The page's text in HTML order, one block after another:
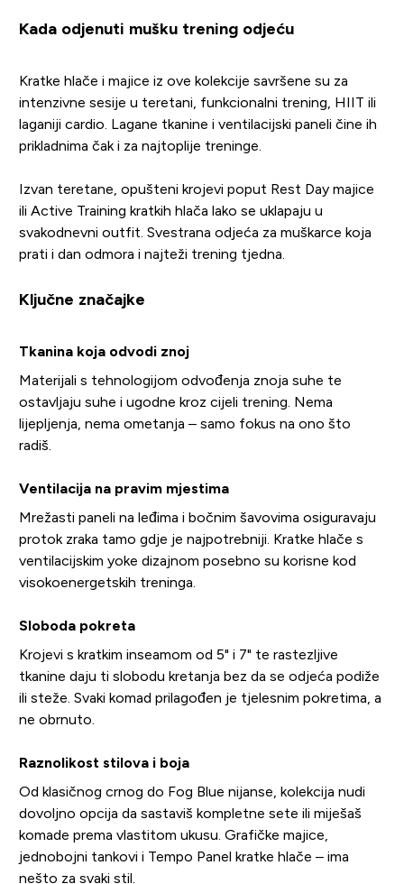
Kada odjenuti mušku trening odjeću
Kratke hlače i majice iz ove kolekcije savršene su za
intenzivne sesije u teretani, funkcionalni trening, HIIT ili
laganiji cardio. Lagane tkanine i ventilacijski paneli čine ih
prikladnima čak i za najtoplije treninge.
Izvan teretane, opušteni krojevi poput Rest Day majice
ili Active Training kratkih hlača lako se uklapaju u
svakodnevni outfit. Svestrana odjeća za muškarce koja
prati i dan odmora i najteži trening tjedna.
Ključne značajke
Tkanina koja odvodi znoj
Materijali s tehnologijom odvođenja znoja suhe te
ostavljaju suhe i ugodne kroz cijeli trening. Nema
lijepljenja, nema ometanja – samo fokus na ono što
radiš.
Ventilacija na pravim mjestima
Mrežasti paneli na leđima i bočnim šavovima osiguravaju
protok zraka tamo gdje je najpotrebniji. Kratke hlače s
ventilacijskim yoke dizajnom posebno su korisne kod
visokoenergetskih treninga.
Sloboda pokreta
Krojevi s kratkim inseamom od 5" i 7" te rastezljive
tkanine daju ti slobodu kretanja bez da se odjeća podiže
ili steže. Svaki komad prilagođen je tjelesnim pokretima, a
ne obrnuto.
Raznolikost stilova i boja
Od klasičnog crnog do Fog Blue nijanse, kolekcija nudi
dovoljno opcija da sastaviš kompletne sete ili miješaš
komade prema vlastitom ukusu. Grafičke majice,
jednobojni tankovi i Tempo Panel kratke hlače – ima
nešto za svaki stil.